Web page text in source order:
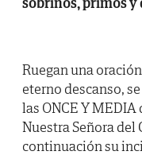
Ruegan una
eterno descanso,
las ONCE Y
Nuestra Señora del
continuación su